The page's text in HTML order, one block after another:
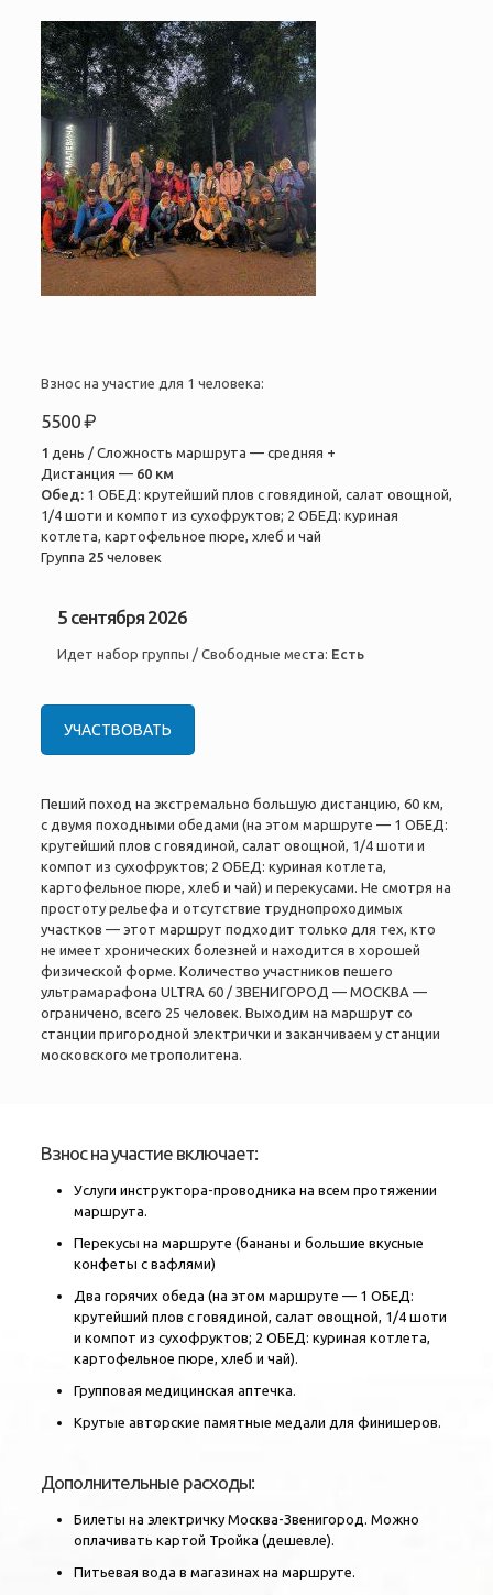
Взнос на участие для 1 человека:
5500 ₽
1 день / Сложность маршрута — средняя +
Дистанция — 60 км
Обед:1 ОБЕД: крутейший плов с говядиной, салат овощной,
1/4 шоти и компот из сухофруктов; 2 ОБЕД: куриная
котлета, картофельное пюре, хлеб и чай
Группа 25человек
5 сентября 2026
Идет набор группы / Свободные места: Есть
УЧАСТВОВАТЬ
Пеший поход на экстремально большую дистанцию, 60 км,
с двумя походными обедами (на этом маршруте — 1 ОБЕД:
крутейший плов с говядиной, салат овощной, 1/4 шоти и
компот из сухофруктов; 2 ОБЕД: куриная котлета,
картофельное пюре, хлеб и чай) и перекусами. Не смотря на
простоту рельефа и отсутствие труднопроходимых
участков — этот маршрут подходит только для тех, кто
не имеет хронических болезней и находится в хорошей
физической форме. Количество участников пешего
ультрамарафона ULTRA 60 / ЗВЕНИГОРОД — МОСКВА —
ограничено, всего 25 человек. Выходим на маршрут со
станции пригородной электрички и заканчиваем у станции
московского метрополитена.
Взнос на участие включает:
Услуги инструктора-проводника на всем протяжении
маршрута.
Перекусы на маршруте (бананы и большие вкусные
конфеты с вафлями)
Два горячих обеда (на этом маршруте — 1 ОБЕД:
крутейший плов с говядиной, салат овощной, 1/4 шоти
и компот из сухофруктов; 2 ОБЕД: куриная котлета,
картофельное пюре, хлеб и чай).
Групповая медицинская аптечка.
Крутые авторские памятные медали для финишеров.
Дополнительные расходы:
Билеты на электричку Москва-Звенигород. Можно
оплачивать картой Тройка (дешевле).
Питьевая вода в магазинах на маршруте.